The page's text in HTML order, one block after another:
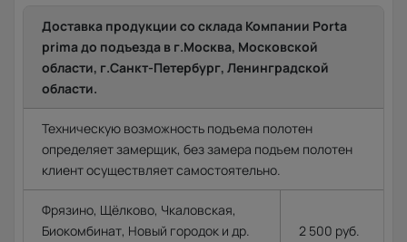
Доставка продукции со склада Компании Porta
prima до подъезда в г.Москва, Московской
области, г.Санкт-Петербург, Ленинградской
области.
Техническую возможность подъема полотен
определяет замерщик, без замера подъем полотен
клиент осуществляет самостоятельно.
Фрязино, Щёлково, Чкаловская,
Биокомбинат, Новый городок и др.
2 500 руб.